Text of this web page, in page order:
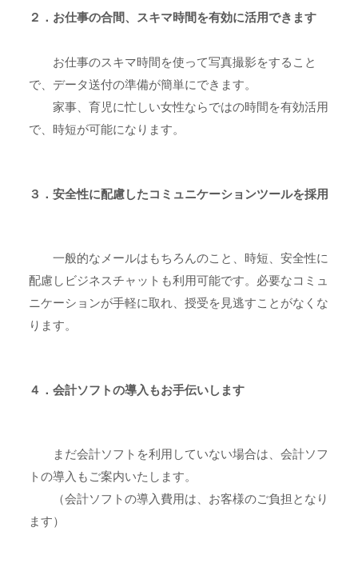
２．お仕事の合間、スキマ時間を有効に活用できます
お仕事のスキマ時間を使って写真撮影をすること
で、データ送付の準備が簡単にできます。
家事、育児に忙しい女性ならではの時間を有効活用
で、時短が可能になります。
３．安全性に配慮したコミュニケーションツールを採用
一般的なメールはもちろんのこと、時短、安全性に
配慮しビジネスチャットも利用可能です。必要なコミュ
ニケーションが手軽に取れ、授受を見逃すことがなくな
ります。
４．会計ソフトの導入もお手伝いします
まだ会計ソフトを利用していない場合は、会計ソフ
トの導入もご案内いたします。
（会計ソフトの導入費用は、お客様のご負担となり
ます）